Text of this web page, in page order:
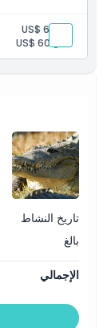
بالغ:
US$ 64
طفل:US$ 60
تاريخ النشاط
بالغ
الإجمالي